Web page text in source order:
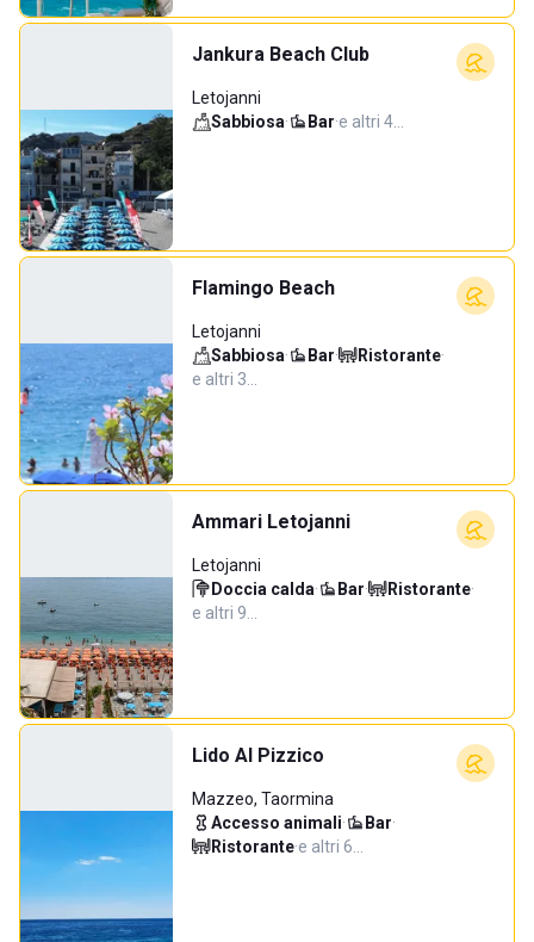
Jankura Beach Club
Letojanni
Sabbiosa· Bar·e altri 4…
Flamingo Beach
Letojanni
Sabbiosa· Bar· Ristorante·
e altri 3…
Ammari Letojanni
Letojanni
Doccia calda· Bar· Ristorante·
e altri 9…
Lido Al Pizzico
Mazzeo, Taormina
Accesso animali· Bar·
Ristorante·e altri 6…